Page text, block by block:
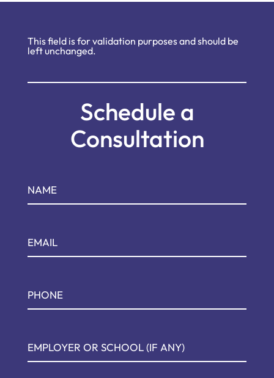
This field is for validation purposes and should be
left unchanged.
Schedule a
Consultation